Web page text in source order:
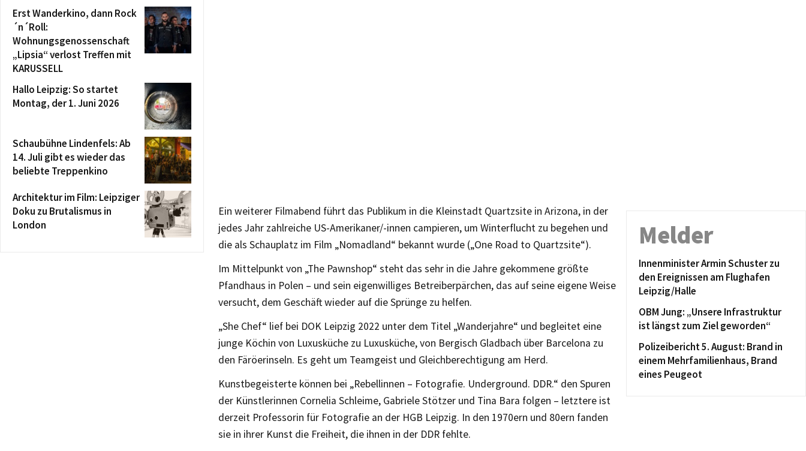
Ein weiterer Filmabend führt das Publikum in die Kleinstadt Quartzsite in Arizona, in der
jedes Jahr zahlreiche US-Amerikaner/-innen campieren, um Winterflucht zu begehen und
die als Schauplatz im Film „Nomadland“ bekannt wurde („One Road to Quartzsite“).
Im Mittelpunkt von „The Pawnshop“ steht das sehr in die Jahre gekommene größte
Pfandhaus in Polen – und sein eigenwilliges Betreiberpärchen, das auf seine eigene Weise
versucht, dem Geschäft wieder auf die Sprünge zu helfen.
„She Chef“ lief bei DOK Leipzig 2022 unter dem Titel „Wanderjahre“ und begleitet eine
junge Köchin von Luxusküche zu Luxusküche, von Bergisch Gladbach über Barcelona zu
den Färöerinseln. Es geht um Teamgeist und Gleichberechtigung am Herd.
Kunstbegeisterte können bei „Rebellinnen – Fotografie. Underground. DDR.“ den Spuren
der Künstlerinnen Cornelia Schleime, Gabriele Stötzer und Tina Bara folgen – letztere ist
derzeit Professorin für Fotografie an der HGB Leipzig. In den 1970ern und 80ern fanden
sie in ihrer Kunst die Freiheit, die ihnen in der DDR fehlte.
Erst Wanderkino, dann Rock
´n´Roll:
Wohnungsgenossenschaft
„Lipsia“ verlost Treffen mit
KARUSSELL
Hallo Leipzig: So startet
Montag, der 1. Juni 2026
Schaubühne Lindenfels: Ab
14. Juli gibt es wieder das
beliebte Treppenkino
Architektur im Film: Leipziger
Doku zu Brutalismus in
London
Melder
Innenminister Armin Schuster zu
den Ereignissen am Flughafen
Leipzig/Halle
OBM Jung: „Unsere Infrastruktur
ist längst zum Ziel geworden“
Polizeibericht 5. August: Brand in
einem Mehrfamilienhaus, Brand
eines Peugeot